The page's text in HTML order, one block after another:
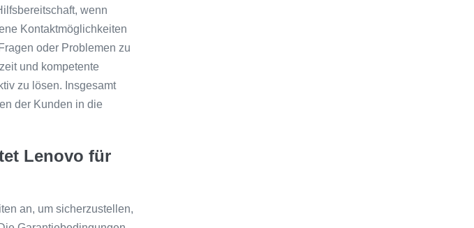
wenn
Kontaktmöglichkeiten
oder Problemen zu
und kompetente
zu lösen. Insgesamt
der Kunden in die
Lenovo für
an, um sicherzustellen,